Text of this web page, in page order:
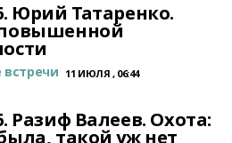
Юрий Татаренко.
11 ИЮЛЯ , 06:44
Разиф Валеев. Охота:
такой уж нет